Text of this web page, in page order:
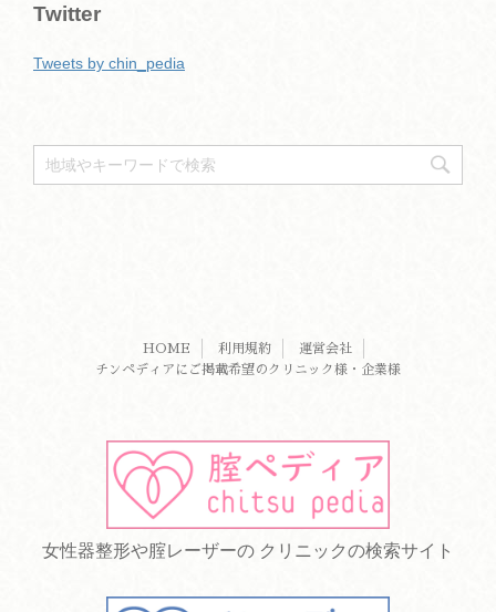
Twitter
Tweets by chin_pedia
HOME 利用規約
運営会社
チンペディアにご掲載希望のクリニック様・企業様
女性器整形や腟レーザーの クリニックの検索サイト